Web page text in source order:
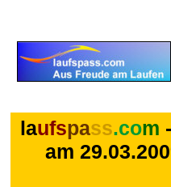
laufspass.com -
am